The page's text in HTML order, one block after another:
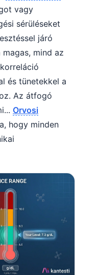
vagy
sérüléseket
járó
mind az
és tünetekkel a
Az átfogó
Orvosi
hogy minden